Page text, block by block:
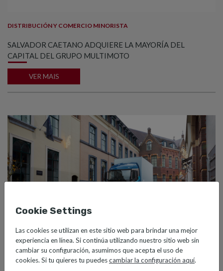
DISTRIBUCIÓN Y COMERCIO MINORISTA
SALVADOR CAETANO ADQUIERE LA MAYORÍA DEL
CAPITAL DEL GRUPO MULTIMOTO
VER MAIS
DISTRIBUCIÓN Y COMERCIO MINORISTA
Cookie Settings
Las cookies se utilizan en este sitio web para brindar una mejor
experiencia en línea. Si continúa utilizando nuestro sitio web sin
cambiar su configuración, asumimos que acepta el uso de
cookies. Si tu quieres tu puedescambiar la configuración aquí.